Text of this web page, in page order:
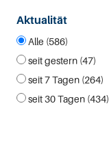
Aktualität
Alle (586)
seit gestern (47)
seit 7 Tagen (264)
seit 30 Tagen (434)